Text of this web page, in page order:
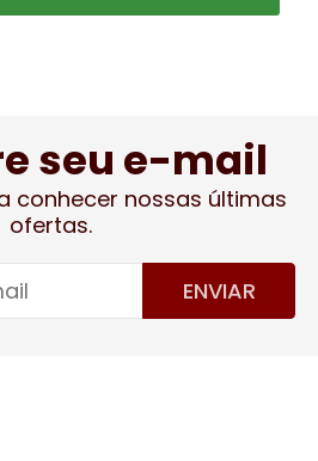
seu e-mail
conhecer nossas últimas
ofertas.
ENVIAR